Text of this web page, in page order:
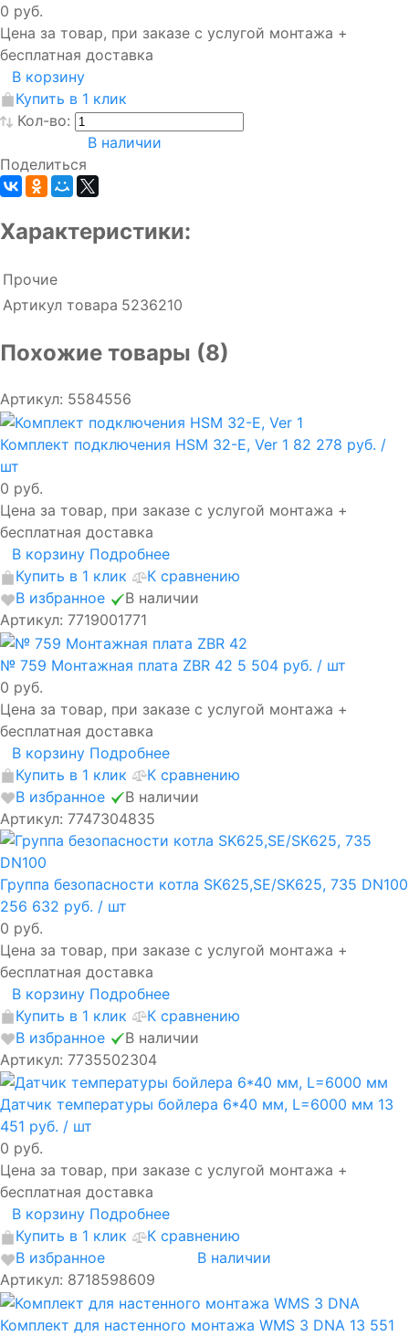
0 руб.
Цена за товар, при заказе с услугой монтажа +
бесплатная доставка
В корзину
Купить в 1 клик
Кол-во:
В наличии
Поделиться
Характеристики:
Прочие
Артикул товара 5236210
Похожие товары (8)
Артикул: 5584556
Комплект подключения HSM 32-E, Ver 1 82 278 руб. /
шт
0 руб.
Цена за товар, при заказе с услугой монтажа +
бесплатная доставка
В корзину Подробнее
Купить в 1 клик
К сравнению
В избранное
В наличии
Артикул: 7719001771
№ 759 Монтажная плата ZBR 42 5 504 руб. / шт
0 руб.
Цена за товар, при заказе с услугой монтажа +
бесплатная доставка
В корзину Подробнее
Купить в 1 клик
К сравнению
В избранное
В наличии
Артикул: 7747304835
Группа безопасности котла SK625,SE/SK625, 735 DN100
256 632 руб. / шт
0 руб.
Цена за товар, при заказе с услугой монтажа +
бесплатная доставка
В корзину Подробнее
Купить в 1 клик
К сравнению
В избранное
В наличии
Артикул: 7735502304
Датчик температуры бойлера 6*40 мм, L=6000 мм 13
451 руб. / шт
0 руб.
Цена за товар, при заказе с услугой монтажа +
бесплатная доставка
В корзину Подробнее
Купить в 1 клик
К сравнению
В избранное
В наличии
Артикул: 8718598609
Комплект для настенного монтажа WMS 3 DNA 13 551